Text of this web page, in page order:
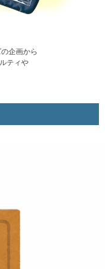
企画から
ティや